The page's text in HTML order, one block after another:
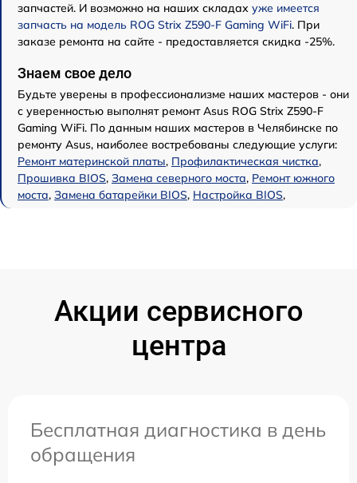
запчастей. И возможно на наших складах уже имеется
запчасть на модель ROG Strix Z590-F Gaming WiFi. При
заказе ремонта на сайте - предоставляется скидка -25%.
Знаем свое дело
Будьте уверены в профессионализме наших мастеров - они
с уверенностью выполнят ремонт Asus ROG Strix Z590-F
Gaming WiFi. По данным наших мастеров в Челябинске по
ремонту Asus, наиболее востребованы следующие услуги:
Ремонт материнской платы, Профилактическая чистка,
Прошивка BIOS, Замена северного моста, Ремонт южного
моста, Замена батарейки BIOS, Настройка BIOS,
Акции сервисного
центра
Бесплатная диагностика в день
обращения